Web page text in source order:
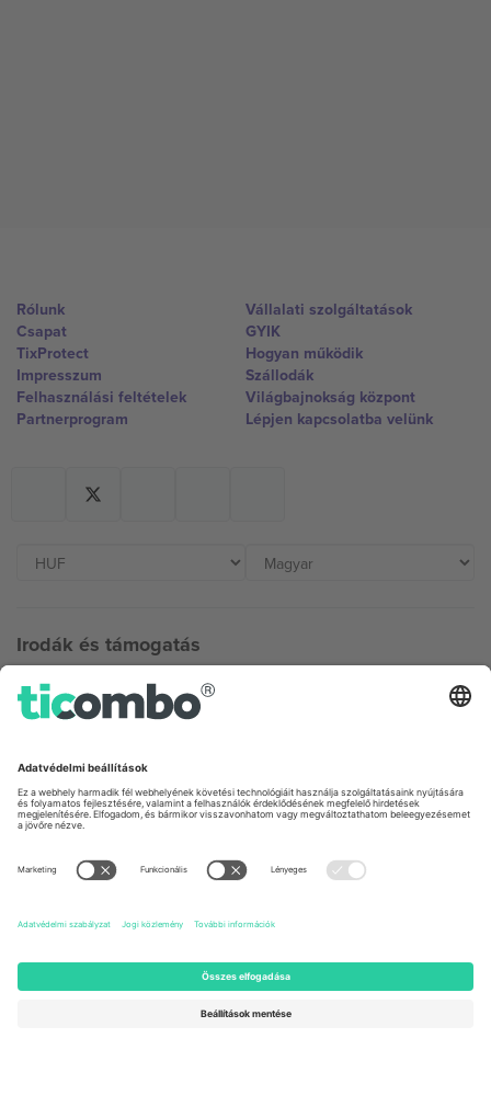
Rólunk
Csapat
TixProtect
Impresszum
Felhasználási feltételek
Partnerprogram
Vállalati szolgáltatások
GYIK
Hogyan működik
Szállodák
Világbajnokság központ
Lépjen kapcsolatba velünk
Irodák és támogatás
Germany
Unter den Linden 24, 10117
United States
Newark, Delaware 19713, United
Switzerland
Engelberg, Switzerland
Regus Sofia City West, bul
Totleben 53-55, 1606 Sofia,
UAE Dubai Silicon Oasis, DDP
Building A1, Office 302, Dubai,
United Arab Emirates